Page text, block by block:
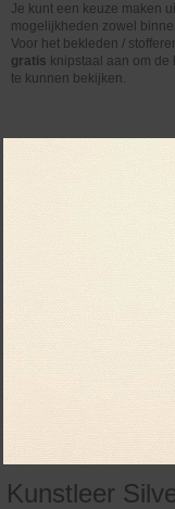
Je kunt een keuze maken
mogelijkheden zowel
Voor het bekleden /
gratis knipstaal aan om de
te kunnen bekijken.
Kunstleer